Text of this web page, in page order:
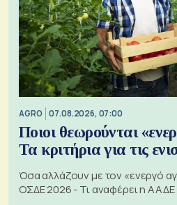
AGRO 07.08.2026, 07:00
Ποιοι θεωρούνται
Τα κριτήρια για τις
Όσα αλλάζουν με τον «ενεργό
ΟΣΔΕ 2026 - Τι αναφέρει η ΑΑΔΕ